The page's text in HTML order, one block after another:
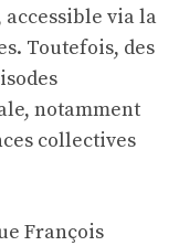
via la
Toutefois, des
notamment
collectives
François